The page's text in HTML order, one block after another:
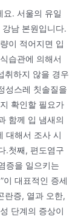
요. 서울의 유일
남 본원입니다.
이 적어지면 입
습관에 의해서
취하지 않을 경우
성스레 칫솔질을
확인할 필요가
함께 입 냄새의
대해서 조사 시
.첫째, 편도염구
증을 일으키는
이 대표적인 증세
란증, 열과 오한,
단계의 증상이